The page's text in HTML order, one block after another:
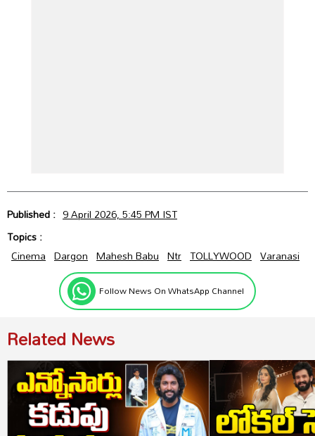
Published : 9 April 2026, 5:45 PM IST
Topics :
Cinema Dargon Mahesh Babu Ntr TOLLYWOOD Varanasi
Follow News On WhatsApp Channel
Related News